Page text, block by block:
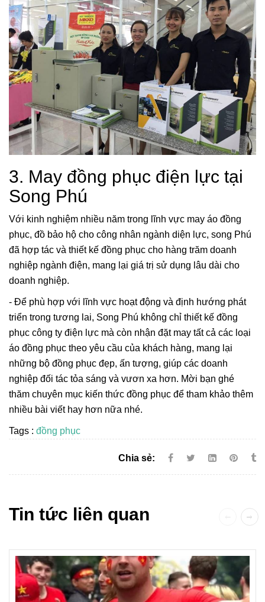
3. May đồng phục điện lực tại
Song Phú
Với kinh nghiệm nhiều năm trong lĩnh vực may áo đồng
phục, đồ bảo hộ cho công nhân ngành diện lực, song Phú
đã hợp tác và thiết kế đồng phục cho hàng trăm doanh
nghiệp ngành điện, mang lại giá trị sử dụng lâu dài cho
doanh nghiệp.
- Để phù hợp với lĩnh vực hoạt động và định hướng phát
triển trong tương lai, Song Phú không chỉ thiết kế đồng
phục công ty điện lực mà còn nhận đặt may tất cả các loại
áo đồng phục theo yêu cầu của khách hàng, mang lại
những bộ đồng phục đẹp, ấn tượng, giúp các doanh
nghiệp đối tác tỏa sáng và vươn xa hơn. Mời bạn ghé
thăm chuyên mục kiến thức đồng phục để tham khảo thêm
nhiều bài viết hay hơn nữa nhé.
Tags : đồng phục
Chia sẻ:
Tin tức liên quan